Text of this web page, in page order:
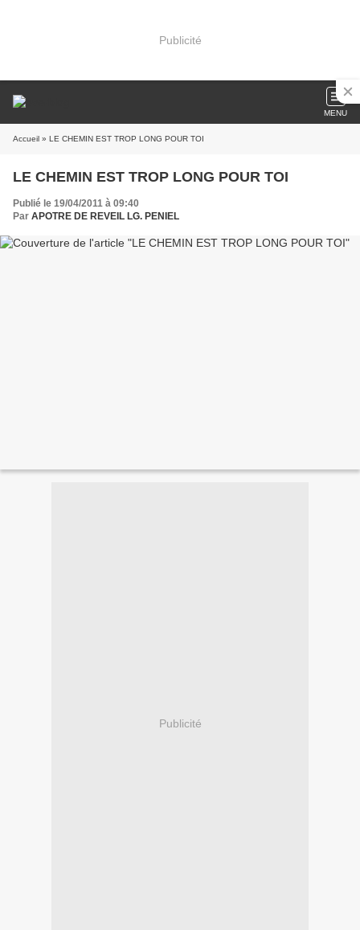
Publicité
MENU
Accueil » LE CHEMIN EST TROP LONG POUR TOI
LE CHEMIN EST TROP LONG POUR TOI
Publié le 19/04/2011 à 09:40
Par APOTRE DE REVEIL LG. PENIEL
Publicité